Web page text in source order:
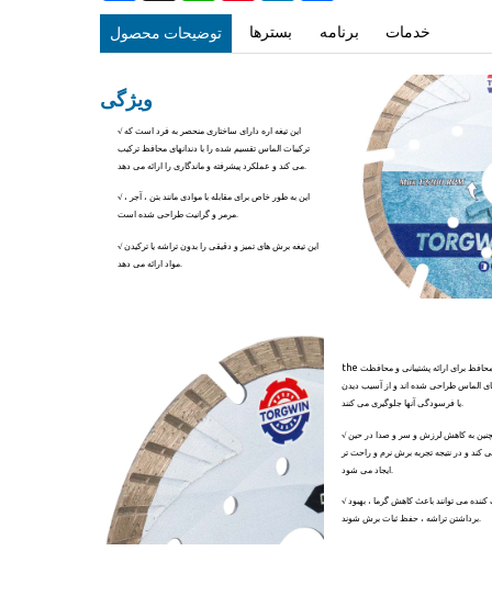
توضیحات محصول بسترها برنامه خدمات
√ این تیغه اره دارای ساختاری منحصر به فرد است که
ترکیبات الماس تقسیم شده را با دندانهای محافظ ترکیب
√ این به طور خاص برای مقابله با موادی مانند بتن ، آجر ،
مرمر و گرانیت طراحی شده است.
√ این تیغه برش های تمیز و دقیقی را بدون تراشه یا ترکیدن
the دندان های محافظ برای ارائه پشتیبانی و محافظت
الماس طراحی شده اند و از آسیب دیدن
یا فرسودگی آنها جلوگیری می کنند.
√ این دندان همچنین به کاهش لرزش و سر و صدا در حین
و در نتیجه تجربه برش نرم و راحت تر
√ سوراخ های خنک کننده می توانند باعث کاهش گرما ، بهبود